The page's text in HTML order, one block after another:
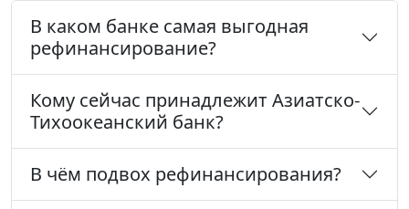
В каком банке самая выгодная
рефинансирование?
Кому сейчас принадлежит Азиатско-
Тихоокеанский банк?
В чём подвох рефинансирования?